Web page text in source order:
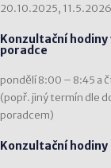
20.10.2025,
Konzultační
poradce
pondělí 8:00 – 8:45 a
(popř. jiný termín dle
poradcem)
Konzultační